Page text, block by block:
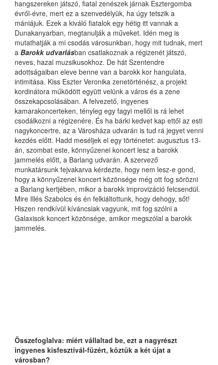
hangszereken játszó, fiatal zenészek járnak Esztergomba
évről-évre, mert ez a szenvedélyük, ha úgy tetszik a
mániájuk. Ezek a kiváló fiatalok egy hétig itt vannak a
Dunakanyarban, megtanulják a műveket. Idén meg is
mutathatják a mi csodás városunkban, hogy mit tudnak, mert
a Barokk udvarlásban csatlakoznak a régizenét játszó,
neves, hazai muzsikusokhoz. De hát Szentendre
adottságaiban eleve benne van a barokk kor hangulata,
intimitása. Kiss Eszter Veronika zenetörténész, a projekt
kordinátora működött együtt velünk a város és a zene
összekapcsolásában. A felvezető, ingyenes
kamarakoncerteken, tényleg egy fagyi mellől is rá lehet
csodálkozni a régizenére. És ha bárki kedvet kap ettől az esti
nagykoncertre, az a Városháza udvarán is tud rá jegyet venni
kezdés előtt. Hadd meséljek el egy történetet: augusztus 13-
án, szombat este, könnyűzenei koncert lesz a barokk
jammelés előtt, a Barlang udvarán. A szervező
munkatársunk fejvakarva kérdezte, hogy nem lesz-e gond,
hogy a könnyűzenei koncert közönsége még ott fog sörözni
a Barlang kertjében, mikor a barokk improvizáció felcsendül.
Mire Illés Szabolcs és én felkiáltottunk, hogy dehogy, sőt!
Hiszen rendkívül kíváncsiak vagyunk, mit fog szólni a
Galaxisok koncert közönsége, amikor megszólal a barokk
jammelés.
Összefoglalva: miért vállaltad be, ezt a nagyrészt
ingyenes kisfesztivál-füzért, köztük a két újat a
városban?